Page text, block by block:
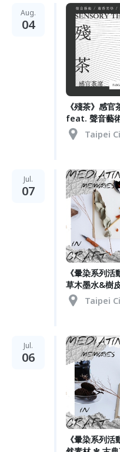
Aug.
04
《殘茶》感
feat. 聲音藝
Taipei
Jul.
07
《暈染系列
草木墨水&樹
Taipei
Jul.
06
《暈染系列